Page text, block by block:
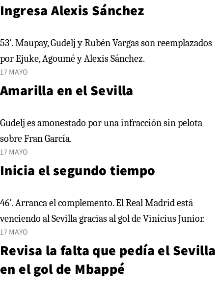
Ingresa Alexis Sánchez
53′. Maupay, Gudelj y Rubén Vargas son reemplazados
por Ejuke, Agoumé y Alexis Sánchez.
17 MAYO
Amarilla en el Sevilla
Gudelj es amonestado por una infracción sin pelota
sobre Fran García.
17 MAYO
Inicia el segundo tiempo
46′. Arranca el complemento. El Real Madrid está
venciendo al Sevilla gracias al gol de Vinícius Junior.
17 MAYO
Revisa la falta que pedía el Sevilla
en el gol de Mbappé